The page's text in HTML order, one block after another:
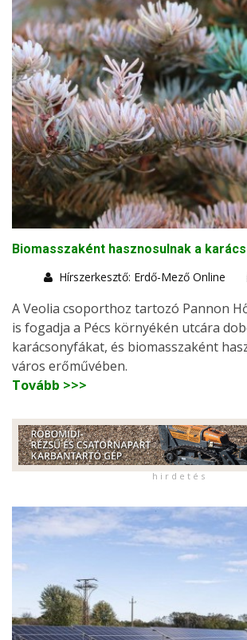
Biomasszaként hasznosulnak a
Hírszerkesztő: Erdő-Mező Online
A Veolia csoporthoz tartozó Pannon
is fogadja a Pécs környékén utcára
karácsonyfákat, és biomasszaként
város erőművében.
Tovább >>>
h i r d e t é s